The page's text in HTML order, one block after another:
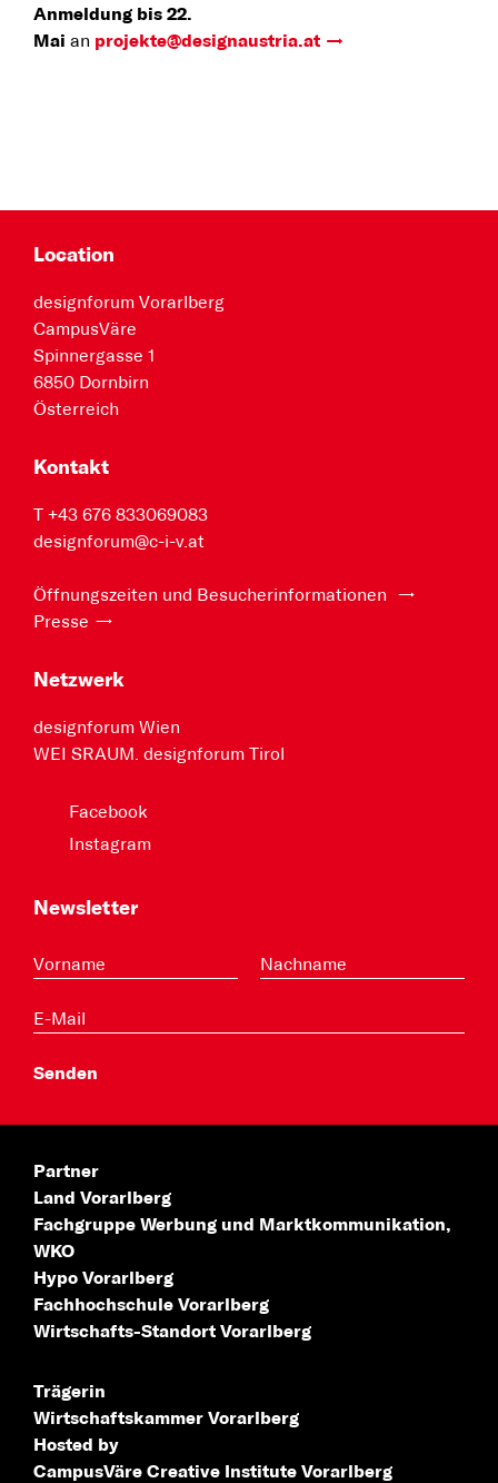
Anmeldung bis 22.
Mai an projekte@designaustria.at
Location
designforum Vorarlberg
CampusVäre
Spinnergasse 1
6850 Dornbirn
Österreich
Kontakt
T +43 676 833069083
designforum@c-i-v.at
Öffnungszeiten und Besucherinformationen
Presse
Netzwerk
designforum Wien
WEI SRAUM. designforum Tirol
Facebook
Instagram
Newsletter
Partner
Land Vorarlberg
Fachgruppe Werbung und Marktkommunikation,
WKO
Hypo Vorarlberg
Fachhochschule Vorarlberg
Wirtschafts-Standort Vorarlberg
Trägerin
Wirtschaftskammer Vorarlberg
Hosted by
CampusVäre Creative Institute Vorarlberg